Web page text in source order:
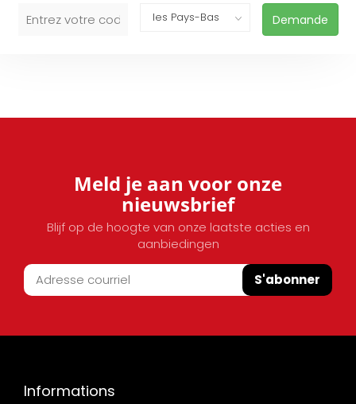
Demande
Meld je aan voor onze
nieuwsbrief
Blijf op de hoogte van onze laatste acties en
aanbiedingen
S'abonner
Informations